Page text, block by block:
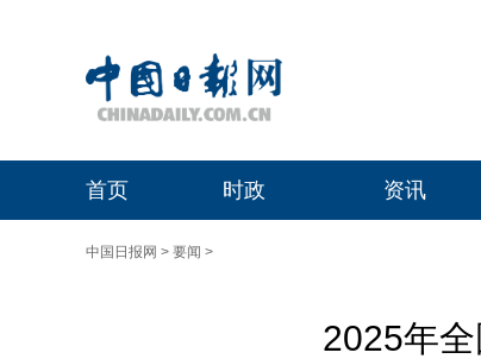
首页 时政 资讯
中国日报网 > 要闻 >
2025年